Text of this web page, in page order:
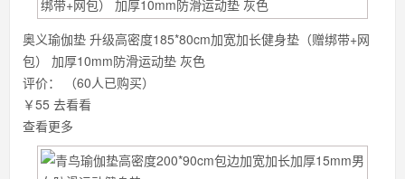
奥义瑜伽垫 升级高密度185*80cm加宽加长健身垫（赠绑带+网
包） 加厚10mm防滑运动垫 灰色
评价：
（60人已购买）
￥55 去看看
查看更多